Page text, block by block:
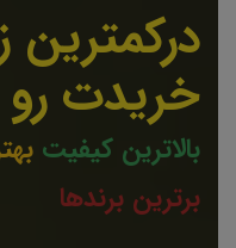
خریدت رو
بالاترین کیفیت
برترین برندها